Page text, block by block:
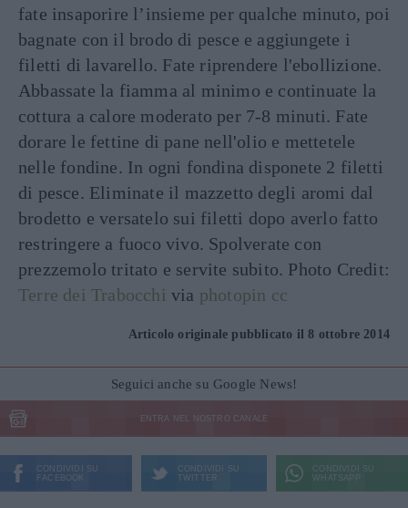
fate insaporire l’insieme per qualche minuto, poi
bagnate con il brodo di pesce e aggiungete i
filetti di lavarello. Fate riprendere l'ebollizione.
Abbassate la fiamma al minimo e continuate la
cottura a calore moderato per 7-8 minuti. Fate
dorare le fettine di pane nell'olio e mettetele
nelle fondine. In ogni fondina disponete 2 filetti
di pesce. Eliminate il mazzetto degli aromi dal
brodetto e versatelo sui filetti dopo averlo fatto
restringere a fuoco vivo. Spolverate con
prezzemolo tritato e servite subito. Photo Credit:
Terre dei Trabocchi via photopin cc
Articolo originale pubblicato il 8 ottobre 2014
Seguici anche su Google News!
ENTRA NEL NOSTRO CANALE
CONDIVIDI SU
FACEBOOK
CONDIVIDI SU
TWITTER
CONDIVIDI SU
WHATSAPP